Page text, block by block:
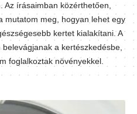
Az írásaimban közérthetően,
mutatom meg, hogyan lehet egy
kertet kialakítani. A
a kertészkedésbe,
foglalkoztak növényekkel.